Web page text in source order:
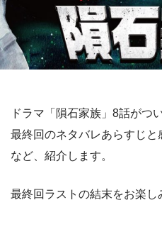
ドラマ「隕石家族」8話がつ
最終回のネタバレあらすじ
など、紹介します。
最終回ラストの結末をお楽し